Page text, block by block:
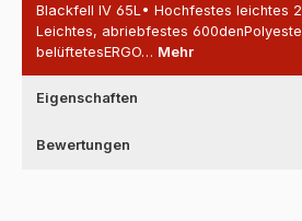
Blackfell IV 65L• Hochfestes leichtes
Leichtes, abriebfestes
belüftetesERGO… Mehr
Eigenschaften
Bewertungen